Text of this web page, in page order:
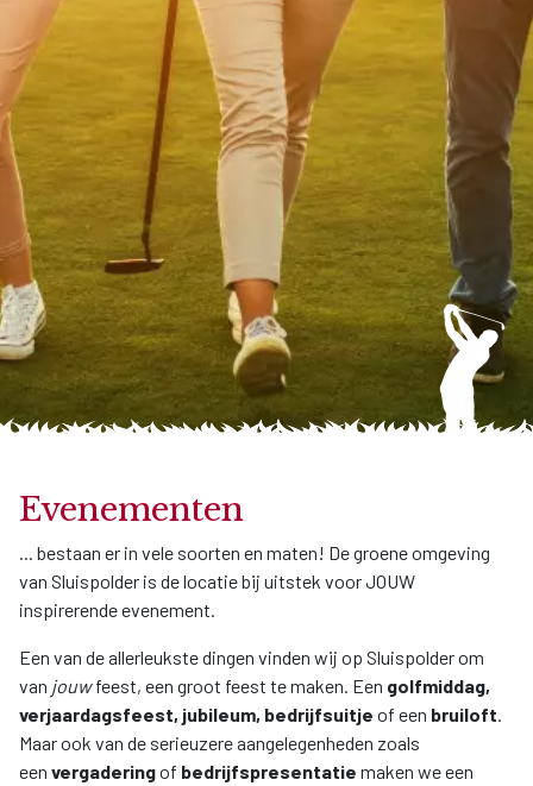
Evenementen
... bestaan er in vele soorten en maten! De groene omgeving
van Sluispolder is de locatie bij uitstek voor JOUW
inspirerende evenement.
Een van de allerleukste dingen vinden wij op Sluispolder om
van jouwfeest, een groot feest te maken. Een golfmiddag,
verjaardagsfeest, jubileum, bedrijfsuitje of een bruiloft
Maar ook van de serieuzere aangelegenheden zoals
een vergaderingof bedrijfspresentatie maken we een